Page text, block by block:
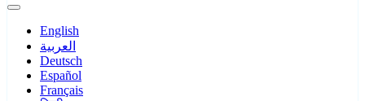
English
العربية
Deutsch
Español
Français